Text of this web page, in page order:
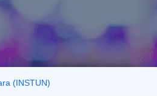
(INSTUN)